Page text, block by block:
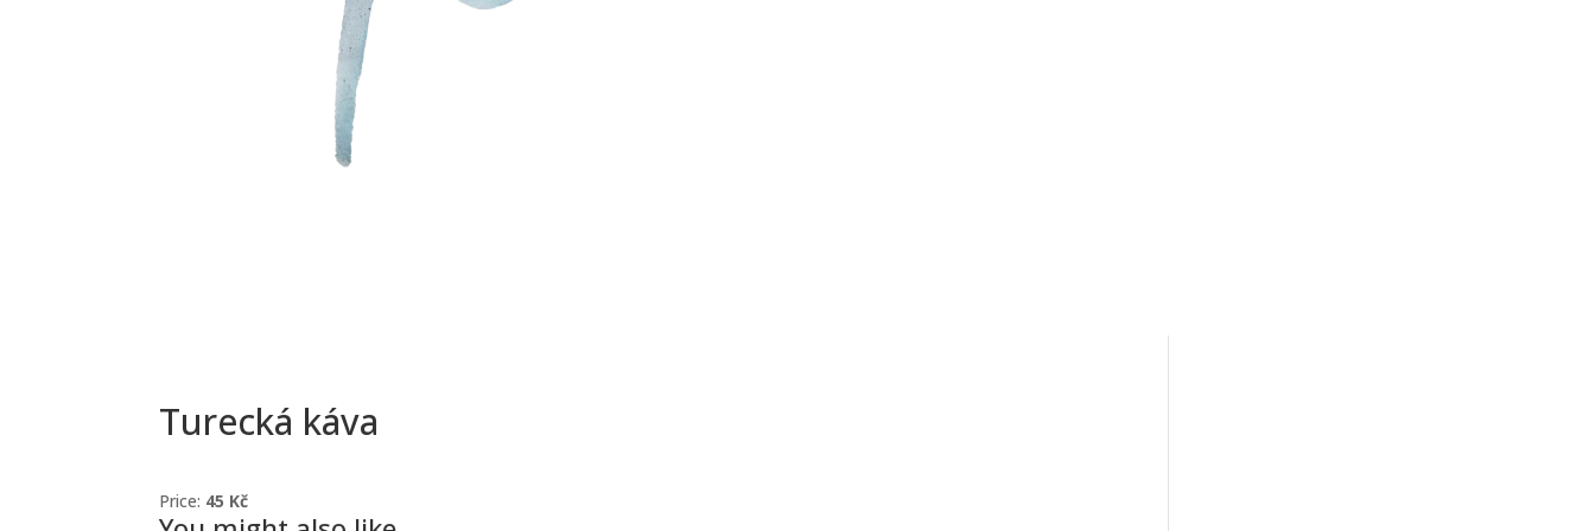
Turecká káva
Price: 45 Kč